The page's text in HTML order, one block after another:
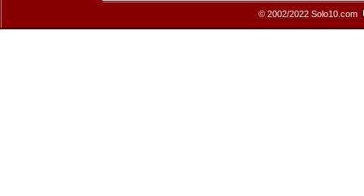
© 2002/2022 Solo10.com